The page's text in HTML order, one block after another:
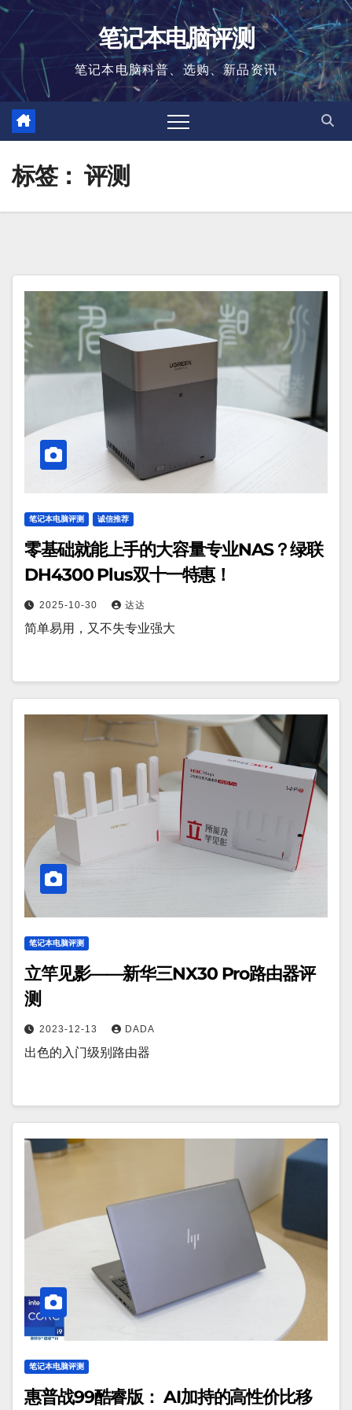
跳
至
笔记本电脑评测
笔记本电脑科普、选购、新品资讯
标签： 评测
笔记本电脑评测 诚信推荐
零基础就能上手的大容量专业NAS？绿联
DH4300 Plus双十一特惠！
2025-10-30 达达
简单易用，又不失专业强大
笔记本电脑评测
立竿见影——新华三NX30 Pro路由器评
测
2023-12-13 DADA
出色的入门级别路由器
笔记本电脑评测
惠普战99酷睿版： AI加持的高性价比移